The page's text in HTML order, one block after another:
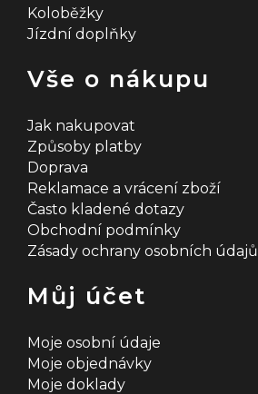
Koloběžky
Jízdní doplňky
Vše o nákupu
Jak nakupovat
Způsoby platby
Doprava
Reklamace a vrácení zboží
Často kladené dotazy
Obchodní podmínky
Zásady ochrany osobních údajů
Můj účet
Moje osobní údaje
Moje objednávky
Moje doklady